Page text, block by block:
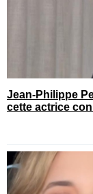
Jean-Philippe
cette actrice